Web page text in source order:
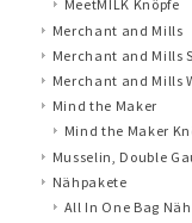
MeetMILK Knöpfe
Merchant and Mills
Merchant and Mills
Merchant and Mills
Mind the Maker
Mind the Maker
Musselin, Double
Nähpakete
All In One Bag